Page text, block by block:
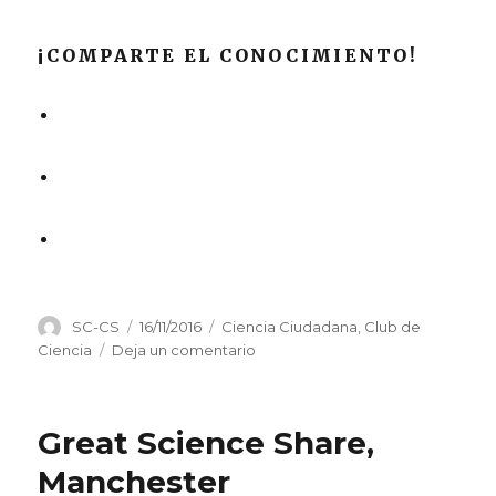
¡COMPARTE EL CONOCIMIENTO!
Autor
SC-CS
Publicado
el
16/11/2016 Categorías
Ciencia Ciudadana Club de
Ciencia
Deja un comentario
Great Science Share,
Manchester